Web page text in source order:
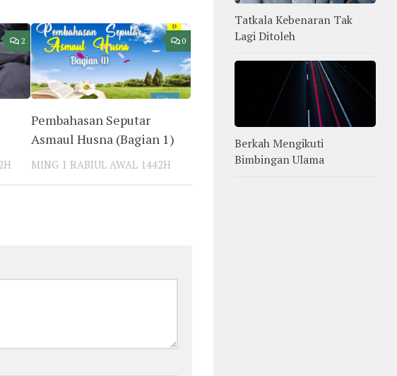
2 0
Pembahasan Seputar
Asmaul Husna (Bagian 1)
MING 1 RABIUL AWAL 1442H
Tatkala Kebenaran Tak
Lagi Ditoleh
Berkah Mengikuti
Bimbingan Ulama